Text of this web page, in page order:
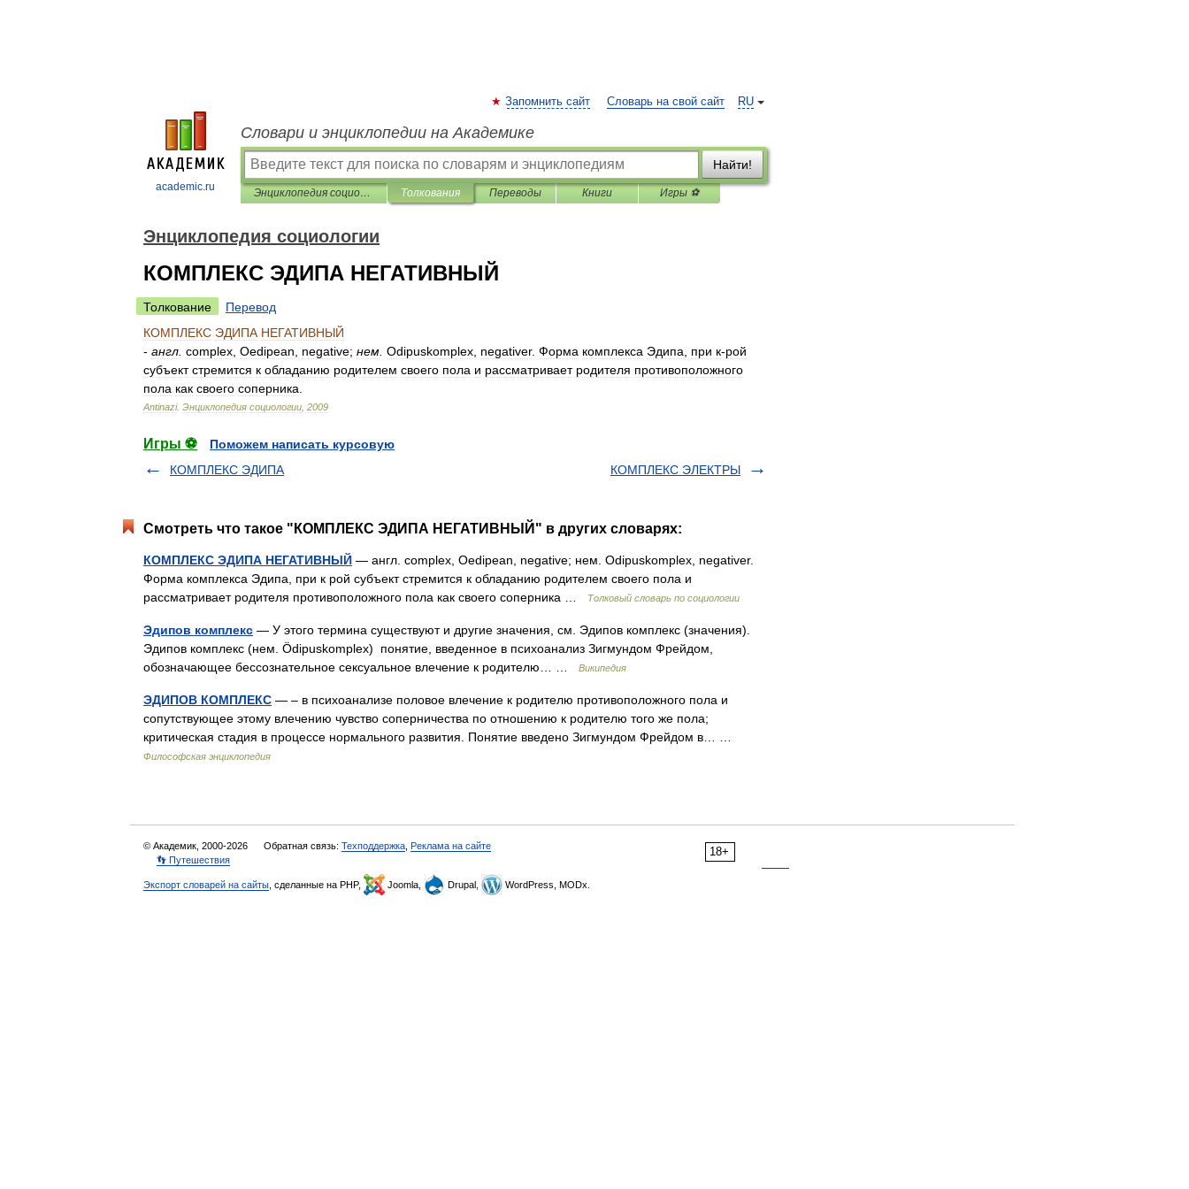
academic.ru
RU
Запомнить сайт Словарь на свой сайт
Словари и энциклопедии на Академике
Найти!
Энциклопедия социологии Толкования Переводы Книги Игры ⚽
Энциклопедия социологии
КОМПЛЕКС ЭДИПА НЕГАТИВНЫЙ
Толкование
Перевод
КОМПЛЕКС ЭДИПА НЕГАТИВНЫЙ
- англ complex Oedipean negative; нем Odipuskomplex negativer. Форма комплекса Эдипа при к-рой
субъект стремится к обладанию родителем своего пола и рассматривает родителя противоположного
пола как своего соперника
Antinazi. Энциклопедия социологии 2009
Игры ⚽
Поможем написать курсовую
КОМПЛЕКС ЭДИПА
КОМПЛЕКС ЭЛЕКТРЫ
Смотреть что такое "КОМПЛЕКС ЭДИПА НЕГАТИВНЫЙ" в других словарях:
КОМПЛЕКС ЭДИПА НЕГАТИВНЫЙ — англ. complex, Oedipean, negative; нем. Odipuskomplex, negativer.
Форма комплекса Эдипа, при к рой субъект стремится к обладанию родителем своего пола и
рассматривает родителя противоположного пола как своего соперника …
Толковый словарь по социологии
Эдипов комплекс — У этого термина существуют и другие значения, см. Эдипов комплекс (значения).
Эдипов комплекс (нем. Ödipuskomplex) понятие, введенное в психоанализ Зигмундом Фрейдом,
обозначающее бессознательное сексуальное влечение к родителю… …
Википедия
ЭДИПОВ КОМПЛЕКС — – в психоанализе половое влечение к родителю противоположного пола и
сопутствующее этому влечению чувство соперничества по отношению к родителю того же пола;
критическая стадия в процессе нормального развития. Понятие введено Зигмундом Фрейдом в… …
Философская энциклопедия
18+
© Академик, 2000-2026 Обратная связь: Техподдержка Реклама на сайте
👣 Путешествия
Экспорт словарей на сайты , сделанные на PHP, Joomla, Drupal, WordPress, MODx.